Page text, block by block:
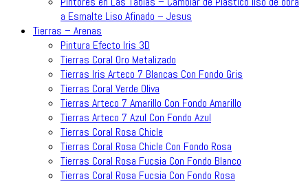
a Esmalte Liso Afinado – Jesus
Tierras – Arenas
Pintura Efecto Iris 3D
Tierras Coral Oro Metalizado
Tierras Iris Arteco 7 Blancas Con Fondo Gris
Tierras Coral Verde Oliva
Tierras Arteco 7 Amarillo Con Fondo Amarillo
Tierras Arteco 7 Azul Con Fondo Azul
Tierras Coral Rosa Chicle
Tierras Coral Rosa Chicle Con Fondo Rosa
Tierras Coral Rosa Fucsia Con Fondo Blanco
Tierras Coral Rosa Fucsia Con Fondo Rosa